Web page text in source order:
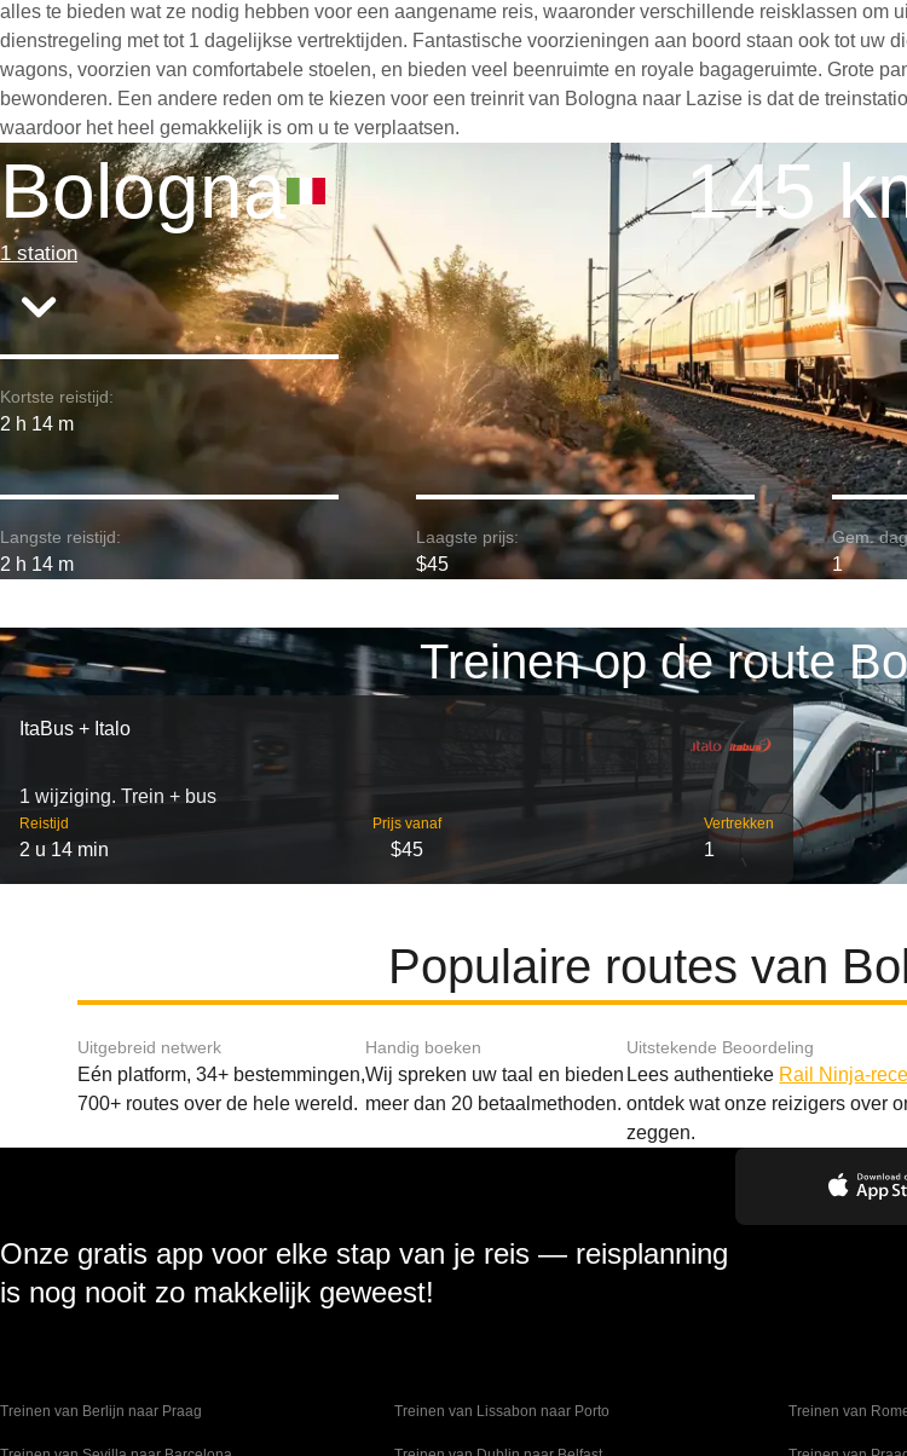
alles te bieden wat ze nodig hebben voor een aangename reis, waaronder verschillende reisklassen om
dienstregeling met tot 1 dagelijkse vertrektijden. Fantastische voorzieningen aan boord staan ook tot uw
wagons, voorzien van comfortabele stoelen, en bieden veel beenruimte en royale bagageruimte. Grote
bewonderen. Een andere reden om te kiezen voor een treinrit van Bologna naar Lazise is dat de
waardoor het heel gemakkelijk is om u te verplaatsen.
Bologna
1 station
145
Kortste reistijd:
2 h 14 m
Langste reistijd:
2 h 14 m
Laagste prijs:
$45
Gem.
1
Treinen op de route
ItaBus + Italo
1 wijziging. Trein + bus
Reistijd
2 u 14 min
Prijs vanaf
$45
Vertrekken
1
Populaire routes van
Uitgebreid netwerk
Eén platform, 34+ bestemmingen,
700+ routes over de hele wereld.
Handig boeken
Wij spreken uw taal en bieden
meer dan 20 betaalmethoden.
Uitstekende Beoordeling
Lees authentieke Rail Ninja-
ontdek wat onze reizigers over
zeggen.
Onze gratis app voor elke stap van je reis — reisplanning
is nog nooit zo makkelijk geweest!
Treinen van Berlijn naar Praag Treinen van Lissabon naar Porto Treinen van